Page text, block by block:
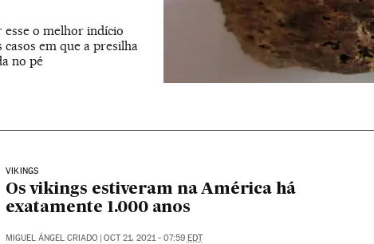
esse o melhor indício
em que a presilha
no pé
VIKINGS
Os vikings estiveram na América há
exatamente 1.000 anos
MIGUEL ÁNGEL CRIADO | OCT 21, 2021 - 07:59 EDT